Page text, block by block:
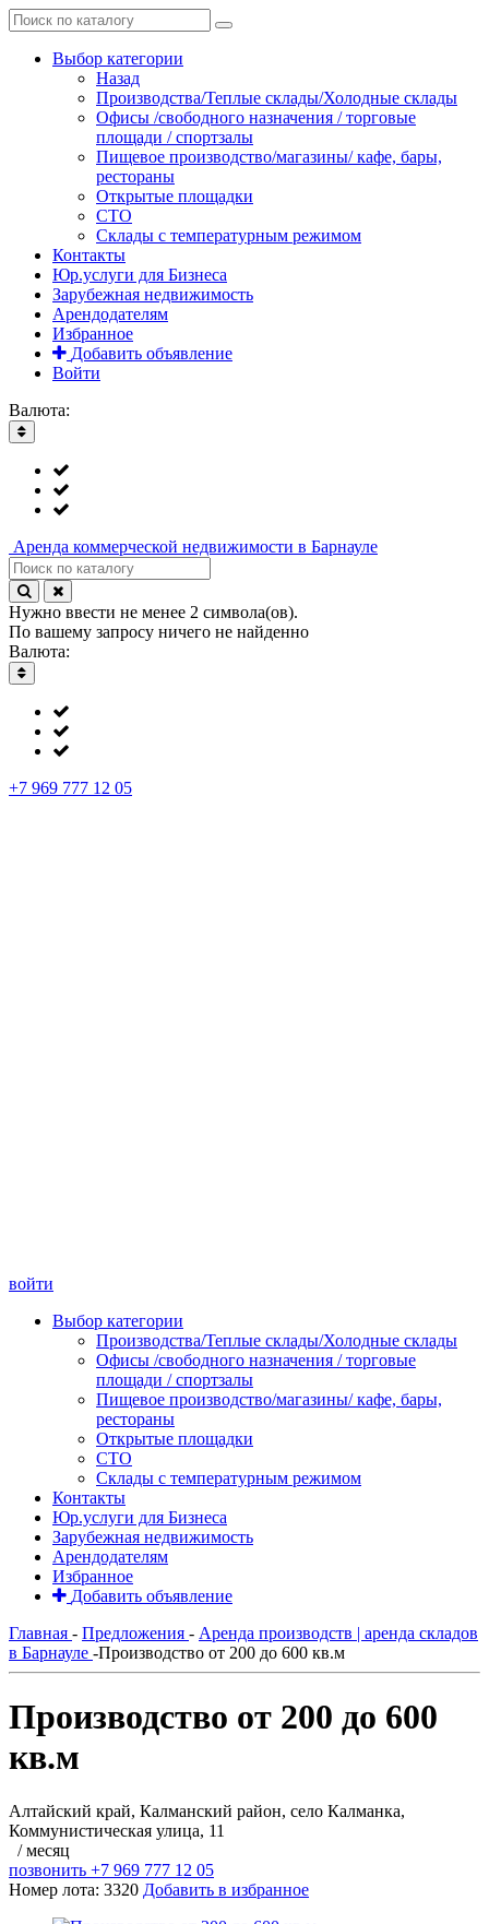
Выбор категории
Назад
Производства/Теплые склады/Холодные склады
Офисы /свободного назначения / торговые
площади / спортзалы
Пищевое производство/магазины/ кафе, бары,
рестораны
Открытые площадки
СТО
Склады с температурным режимом
Контакты
Юр.услуги для Бизнеса
Зарубежная недвижимость
Арендодателям
Избранное
Добавить объявление
Войти
Валюта:
Аренда коммерческой недвижимости в Барнауле
Нужно ввести не менее 2 символа(ов).
По вашему запросу ничего не найденно
Валюта:
+7 969 777 12 05
войти
Выбор категории
Производства/Теплые склады/Холодные склады
Офисы /свободного назначения / торговые
площади / спортзалы
Пищевое производство/магазины/ кафе, бары,
рестораны
Открытые площадки
СТО
Склады с температурным режимом
Контакты
Юр.услуги для Бизнеса
Зарубежная недвижимость
Арендодателям
Избранное
Добавить объявление
Главная - Предложения - Аренда производств | аренда складов
в Барнауле -Производство от 200 до 600 кв.м
Производство от 200 до 600
кв.м
Алтайский край, Калманский район, село Калманка,
Коммунистическая улица, 11
/ месяц
позвонить +7 969 777 12 05
Номер лота: 3320 Добавить в избранное